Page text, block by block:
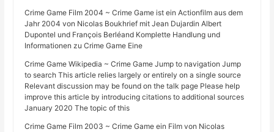
Crime Game Film 2004 ~ Crime Game ist ein Actionfilm aus dem
Jahr 2004 von Nicolas Boukhrief mit Jean Dujardin Albert
Dupontel und François Berléand Komplette Handlung und
Informationen zu Crime Game Eine
Crime Game Wikipedia ~ Crime Game Jump to navigation Jump
to search This article relies largely or entirely on a single source
Relevant discussion may be found on the talk page Please help
improve this article by introducing citations to additional sources
January 2020 The topic of this
Crime Game Film 2003 ~ Crime Game ein Film von Nicolas